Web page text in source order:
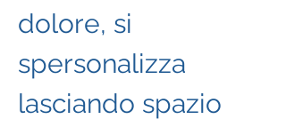
dolore, si
spersonalizza
lasciando spazio